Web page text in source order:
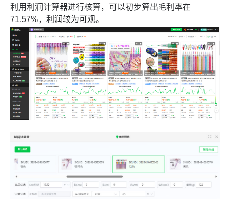
利用利润计算器进行核算，可以初步算出毛利率在
71.57%，利润较为可观。